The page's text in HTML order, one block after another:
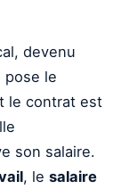
devenu
pose le
le contrat est
son salaire.
, le salaire